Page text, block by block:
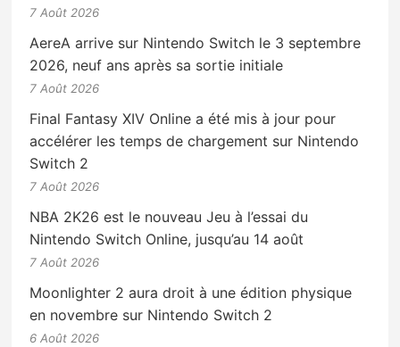
7 Août 2026
AereA arrive sur Nintendo Switch le 3 septembre
2026, neuf ans après sa sortie initiale
7 Août 2026
Final Fantasy XIV Online a été mis à jour pour
accélérer les temps de chargement sur Nintendo
Switch 2
7 Août 2026
NBA 2K26 est le nouveau Jeu à l’essai du
Nintendo Switch Online, jusqu’au 14 août
7 Août 2026
Moonlighter 2 aura droit à une édition physique
en novembre sur Nintendo Switch 2
6 Août 2026